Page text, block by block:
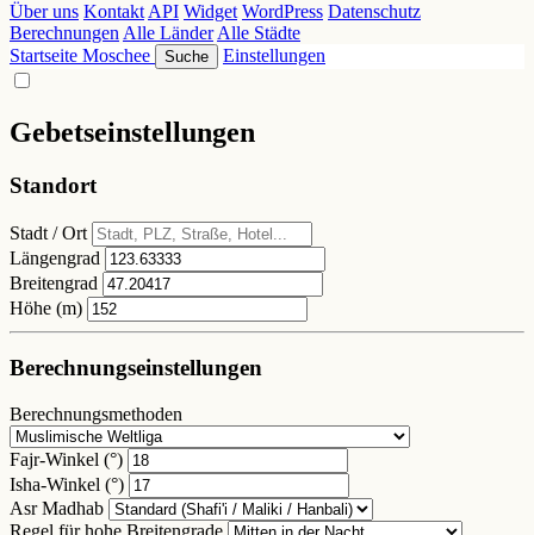
Über uns Kontakt API Widget WordPress Datenschutz
Berechnungen Alle Länder Alle Städte
Startseite Moschee Suche Einstellungen
Gebetseinstellungen
Standort
Stadt / Ort
Längengrad
Breitengrad
Höhe (m)
Berechnungseinstellungen
Berechnungsmethoden
Fajr-Winkel (°)
Isha-Winkel (°)
Asr Madhab